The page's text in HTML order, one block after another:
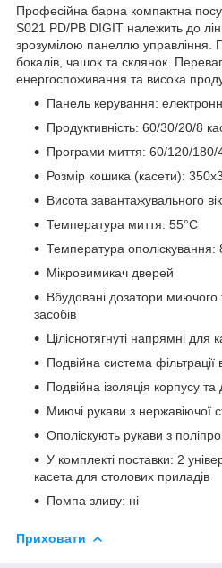
Професійна барна компактна
S021 PD/РВ DIGIT належить до
зрозумілою панеллю управління.
бокалів, чашок та склянок.
енергоспоживання та висока
Панель керування:
Продуктивність: 60/30/20/8
Програми миття: 60/120/180/
Розмір кошика (касети):
Висота завантажувального
Температура миття: 55°С
Температура ополіскування:
Мікровимикач дверей
Вбудовані дозатори миючого
засобів
Ціліснотягнуті напрямні для
Подвійна система
Подвійна ізоляція корпусу та
Миючі рукави з нержавіючої
Ополіскують рукави з
У комплекті поставки: 2
касета для столових приладів
Помпа зливу: ні
Приховати